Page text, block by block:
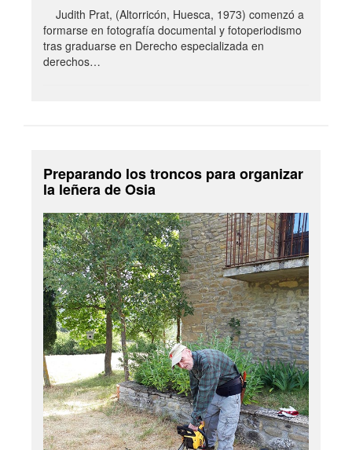
Judith Prat, (Altorricón, Huesca, 1973) comenzó a
formarse en fotografía documental y fotoperiodismo
tras graduarse en Derecho especializada en
derechos…
Preparando los troncos para organizar
la leñera de Osia